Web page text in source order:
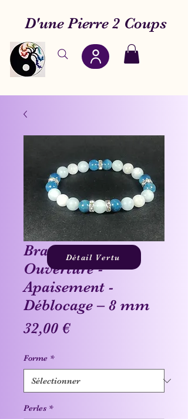
D'une Pierre 2 Coups
Bracelet S20 :
Ouverture -
Apaisement -
Déblocage – 8 mm
32,00 €Prix
Forme *
Perles *
Détail Vertu